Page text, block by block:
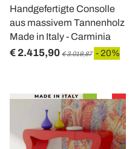
Handgefertigte Consolle
aus massivem Tannenholz
Made in Italy - Carminia
€ 2.415,90 € 3.019,87 - 20%